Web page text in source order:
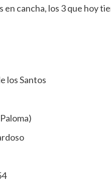
cancha, los 3 que hoy
los Santos